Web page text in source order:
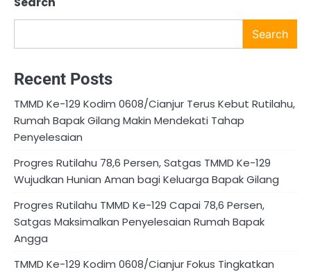
Search
Recent Posts
TMMD Ke-129 Kodim 0608/Cianjur Terus Kebut Rutilahu,
Rumah Bapak Gilang Makin Mendekati Tahap
Penyelesaian
Progres Rutilahu 78,6 Persen, Satgas TMMD Ke-129
Wujudkan Hunian Aman bagi Keluarga Bapak Gilang
Progres Rutilahu TMMD Ke-129 Capai 78,6 Persen,
Satgas Maksimalkan Penyelesaian Rumah Bapak
Angga
TMMD Ke-129 Kodim 0608/Cianjur Fokus Tingkatkan